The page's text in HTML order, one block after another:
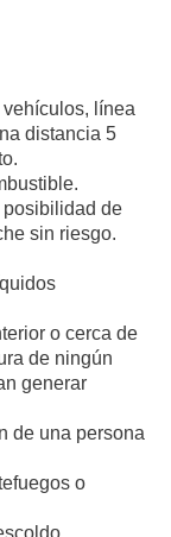
línea
distancia 5
posibilidad de
sin riesgo.
o cerca de
de ningún
generar
de una persona
o